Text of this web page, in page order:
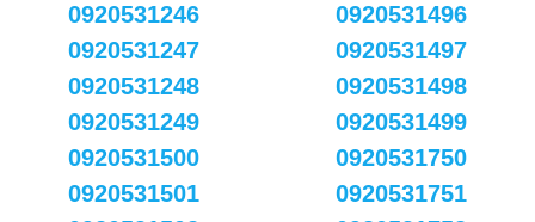
0920531246
0920531247
0920531248
0920531249
0920531496
0920531497
0920531498
0920531499
0920531500
0920531501
0920531750
0920531751